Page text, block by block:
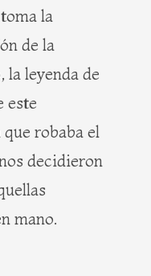
la
de la
la leyenda de
este
robaba el
decidieron
mano.